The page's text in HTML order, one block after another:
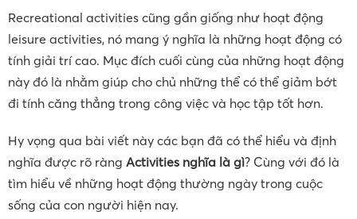
Recreational activities cũng gần giống như hoạt động
leisure activities, nó mang ý nghĩa là những hoạt động có
tính giải trí cao. Mục đích cuối cùng của những hoạt động
này đó là nhằm giúp cho chủ những thể có thể giảm bớt
đi tính căng thẳng trong công việc và học tập tốt hơn.
Hy vọng qua bài viết này các bạn đã có thể hiểu và định
nghĩa được rõ ràng Activities nghĩa là gì? Cùng với đó là
tìm hiểu về những hoạt động thường ngày trong cuộc
sống của con người hiện nay.